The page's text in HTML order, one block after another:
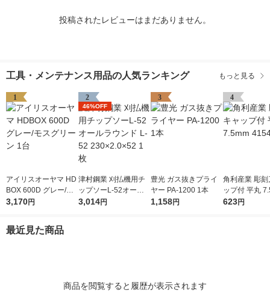
投稿されたレビューはまだありません。
工具・メンテナンス用品の人気ランキング もっと見る
1
アイリスオーヤマ HD
BOX 600D グレー/モ
スグリーン 1台
3,170円
2
46%OFF
津村鋼業 刈払機用チ
ップソーL-52オール
ラウンド L-52 230×2.
3,014円
3
豊光 ガス抜きプライ
ヤー PA-1200 1本
1,158円
4
角利産業 彫刻
ップ付 平丸
541 1個
623円
最近見た商品
商品を閲覧すると履歴が表示されます